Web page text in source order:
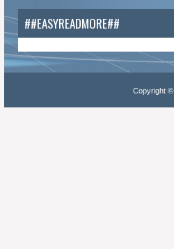
##EASYREADMORE##
Copyright ©